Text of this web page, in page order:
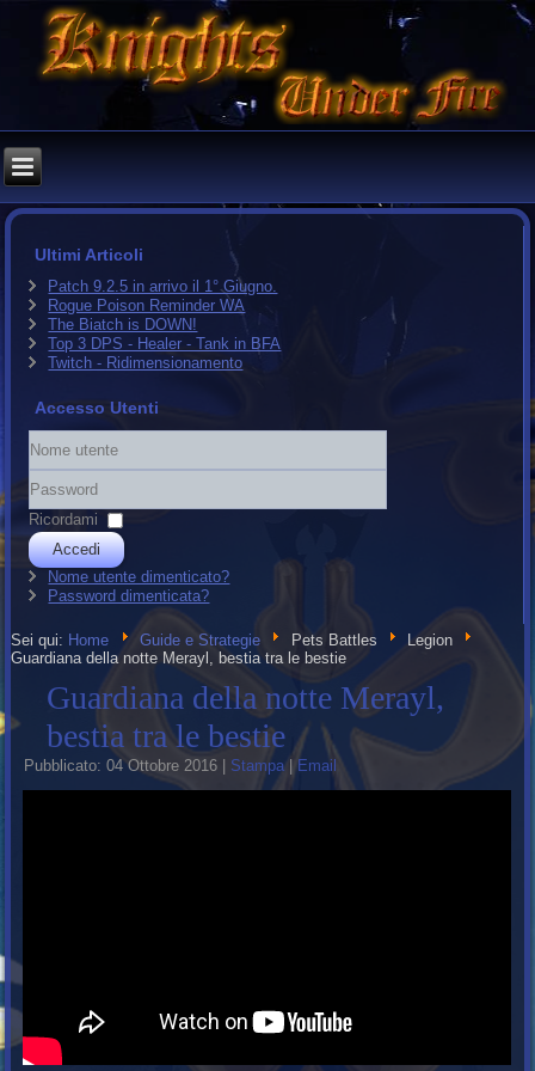
Ultimi Articoli
Patch 9.2.5 in arrivo il 1° Giugno.
Rogue Poison Reminder WA
The Biatch is DOWN!
Top 3 DPS - Healer - Tank in BFA
Twitch - Ridimensionamento
Accesso Utenti
Nome
utente
Password
Ricordami
Accedi
Nome utente dimenticato?
Password dimenticata?
Sei qui: Home Guide e Strategie Pets Battles
Legion
Guardiana della notte Merayl, bestia tra le bestie
Guardiana della notte Merayl,
bestia tra le bestie
Pubblicato: 04 Ottobre 2016 Stampa |Email